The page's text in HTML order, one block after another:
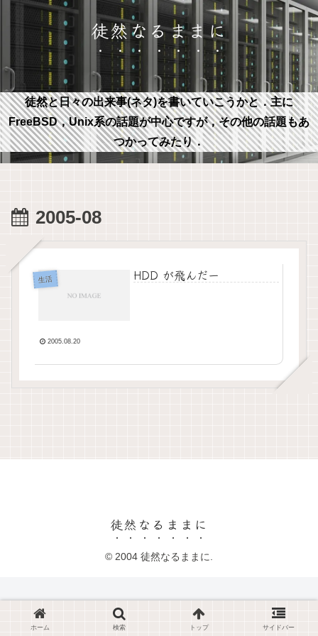
徒然なるままに
徒然と日々の出来事(ネタ)を書いていこうかと．主に
FreeBSD，Unix系の話題が中心ですが，その他の話題もあ
つかってみたり．
2005-08
生活 HDD が飛んだー
2005.08.20
徒然なるままに
© 2004 徒然なるままに.
ホーム 検索 トップ サイドバー